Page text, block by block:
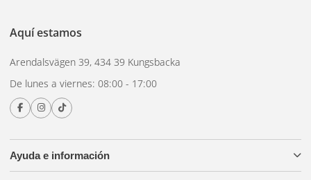
Ayuda e información
Aquí estamos
Arendalsvägen 39, 434 39 Kungsbacka
De lunes a viernes: 08:00 - 17:00